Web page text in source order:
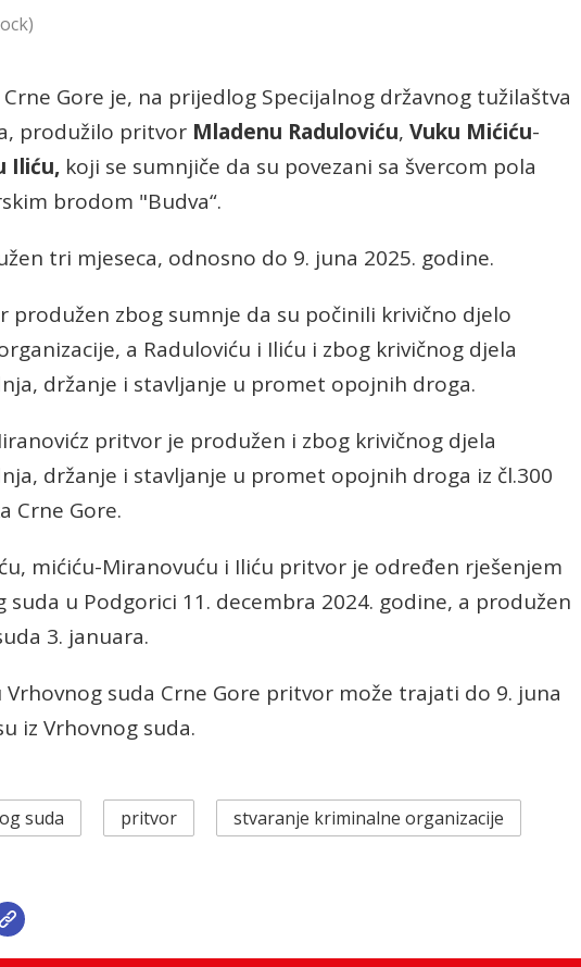
Gore je, na prijedlog Specijalnog državnog tužilaštva
produžilo pritvor Mladenu Raduloviću, Vuku Mićiću-
Iliću, koji se sumnjiče da su povezani sa švercom pola
brodom "Budva“.
tri mjeseca, odnosno do 9. juna 2025. godine.
produžen zbog sumnje da su počinili krivično djelo
a Raduloviću i Iliću i zbog krivičnog djela
držanje i stavljanje u promet opojnih droga.
pritvor je produžen i zbog krivičnog djela
držanje i stavljanje u promet opojnih droga iz čl.300
Crne Gore.
mićiću-Miranovuću i Iliću pritvor je određen rješenjem
suda u Podgorici 11. decembra 2024. godine, a produžen
3. januara.
Vrhovnog suda Crne Gore pritvor može trajati do 9. juna
iz Vrhovnog suda.
suda pritvor stvaranje kriminalne organizacije